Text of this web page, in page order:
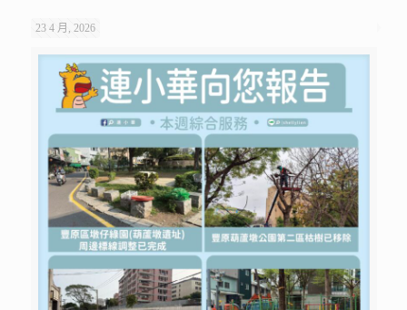
23 4 月, 2026